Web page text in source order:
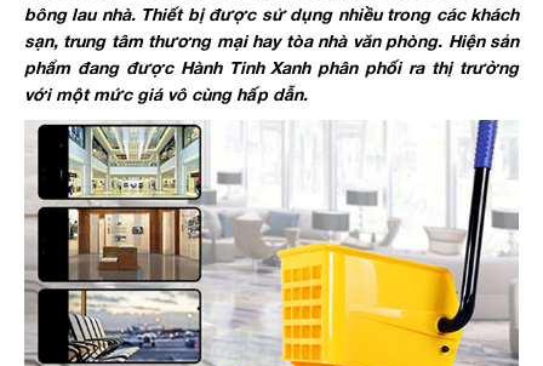
bông lau nhà. Thiết bị được sử dụng nhiều trong các khách
sạn, trung tâm thương mại hay tòa nhà văn phòng. Hiện sản
phẩm đang được Hành Tinh Xanh phân phối ra thị trường
với một mức giá vô cùng hấp dẫn.